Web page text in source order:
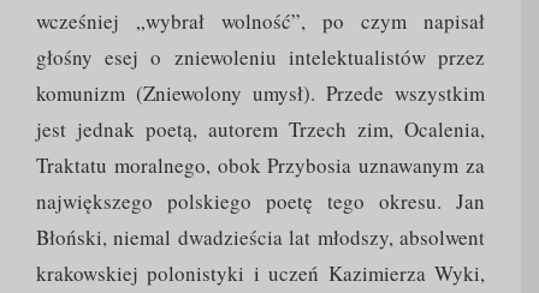
wcześniej „wybrał wolność”, po czym napisał
głośny esej o zniewoleniu intelektualistów przez
komunizm (Zniewolony umysł). Przede wszystkim
jest jednak poetą, autorem Trzech zim, Ocalenia,
Traktatu moralnego, obok Przybosia uznawanym za
największego polskiego poetę tego okresu. Jan
Błoński, niemal dwadzieścia lat młodszy, absolwent
krakowskiej polonistyki i uczeń Kazimierza Wyki,